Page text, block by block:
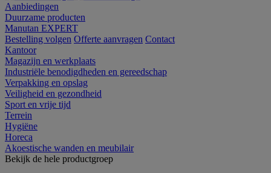
Aanbiedingen
Duurzame producten
Manutan EXPERT
Bestelling volgen Offerte aanvragen Contact
Kantoor
Magazijn en werkplaats
Industriële benodigdheden en gereedschap
Verpakking en opslag
Veiligheid en gezondheid
Sport en vrije tijd
Terrein
Hygiëne
Horeca
Akoestische wanden en meubilair
Bekijk de hele productgroep